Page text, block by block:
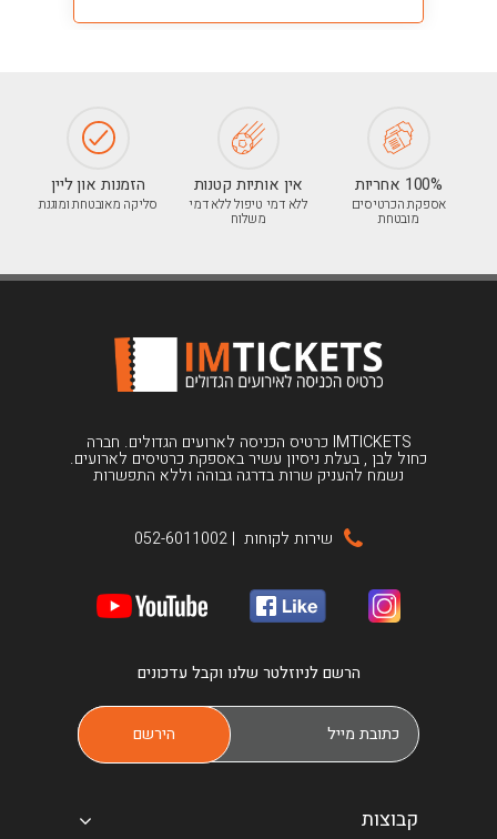
100% אחריות
אספקת הכרטיסים
מובטחת
אין אותיות קטנות
ללא דמי טיפול ללא דמי
משלוח
הזמנות און ליין
סליקה מאובטחת ומוגנת
IMTICKETS כרטיס הכניסה לארועים הגדולים. חברה
כחול לבן , בעלת ניסיון עשיר באספקת כרטיסים לארועים.
נשמח להעניק שרות בדרגה גבוהה וללא התפשרות
שירות לקוחות |
052-6011002
הרשם לניוזלטר שלנו וקבל עדכונים
קבוצות